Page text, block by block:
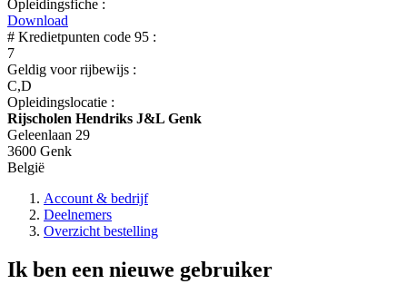
Opleidingsfiche :
Download
# Kredietpunten code 95 :
7
Geldig voor rijbewijs :
C,D
Opleidingslocatie :
Rijscholen Hendriks J&L Genk
Geleenlaan 29
3600 Genk
België
Account & bedrijf
Deelnemers
Overzicht bestelling
Ik ben een nieuwe gebruiker